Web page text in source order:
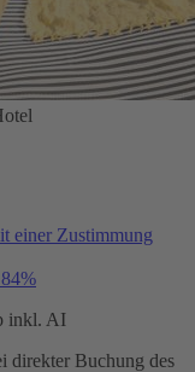
einer Zustimmung
84%
inkl. AI
direkter Buchung des